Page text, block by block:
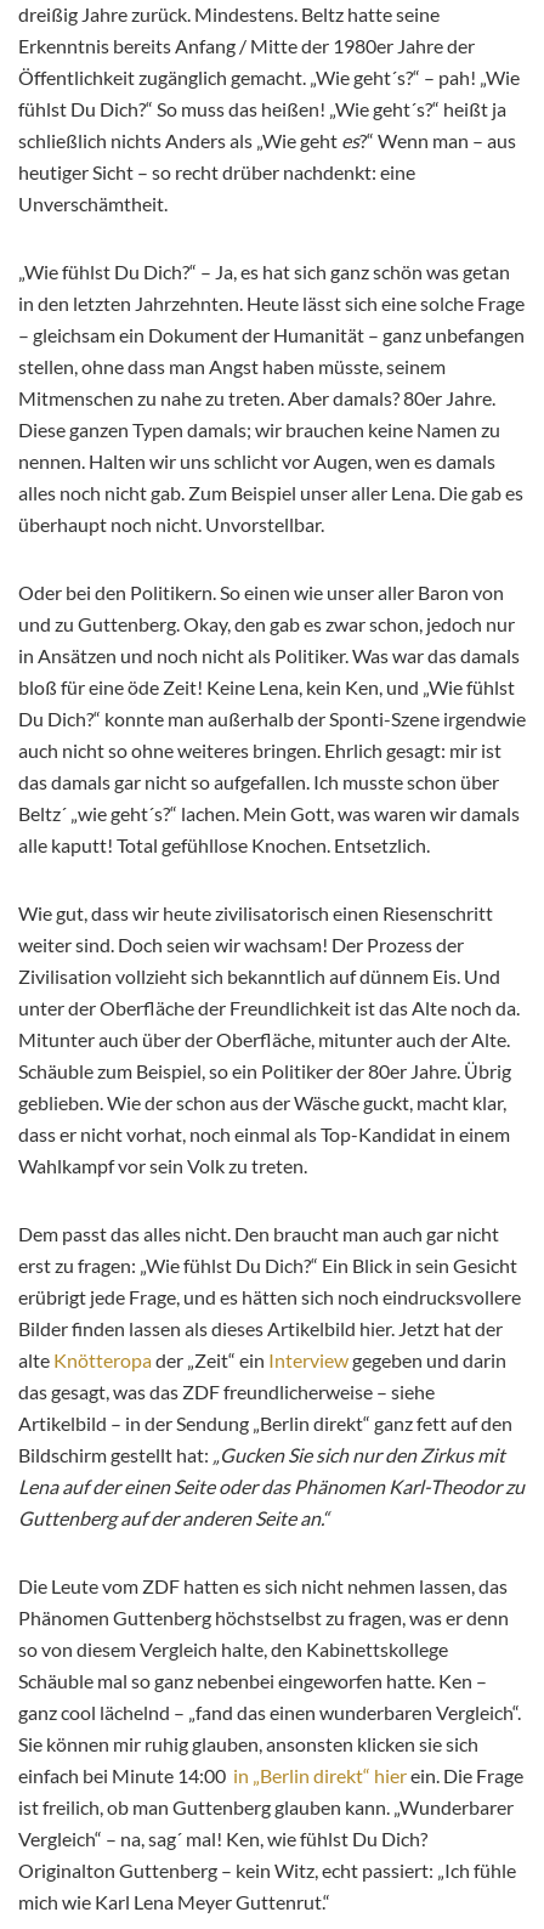
dreißig Jahre zurück. Mindestens. Beltz hatte seine
Erkenntnis bereits Anfang / Mitte der 1980er Jahre der
Öffentlichkeit zugänglich gemacht. „Wie geht´s?“ – pah! „Wie
fühlst Du Dich?“ So muss das heißen! „Wie geht´s?“ heißt ja
schließlich nichts Anders als „Wie geht es?“ Wenn man – aus
heutiger Sicht – so recht drüber nachdenkt: eine
Unverschämtheit.
„Wie fühlst Du Dich?“ – Ja, es hat sich ganz schön was getan
in den letzten Jahrzehnten. Heute lässt sich eine solche Frage
– gleichsam ein Dokument der Humanität – ganz unbefangen
stellen, ohne dass man Angst haben müsste, seinem
Mitmenschen zu nahe zu treten. Aber damals? 80er Jahre.
Diese ganzen Typen damals; wir brauchen keine Namen zu
nennen. Halten wir uns schlicht vor Augen, wen es damals
alles noch nicht gab. Zum Beispiel unser aller Lena. Die gab es
überhaupt noch nicht. Unvorstellbar.
Oder bei den Politikern. So einen wie unser aller Baron von
und zu Guttenberg. Okay, den gab es zwar schon, jedoch nur
in Ansätzen und noch nicht als Politiker. Was war das damals
bloß für eine öde Zeit! Keine Lena, kein Ken, und „Wie fühlst
Du Dich?“ konnte man außerhalb der Sponti-Szene irgendwie
auch nicht so ohne weiteres bringen. Ehrlich gesagt: mir ist
das damals gar nicht so aufgefallen. Ich musste schon über
Beltz´ „wie geht´s?“ lachen. Mein Gott, was waren wir damals
alle kaputt! Total gefühllose Knochen. Entsetzlich.
Wie gut, dass wir heute zivilisatorisch einen Riesenschritt
weiter sind. Doch seien wir wachsam! Der Prozess der
Zivilisation vollzieht sich bekanntlich auf dünnem Eis. Und
unter der Oberfläche der Freundlichkeit ist das Alte noch da.
Mitunter auch über der Oberfläche, mitunter auch der Alte.
Schäuble zum Beispiel, so ein Politiker der 80er Jahre. Übrig
geblieben. Wie der schon aus der Wäsche guckt, macht klar,
dass er nicht vorhat, noch einmal als Top-Kandidat in einem
Wahlkampf vor sein Volk zu treten.
Dem passt das alles nicht. Den braucht man auch gar nicht
erst zu fragen: „Wie fühlst Du Dich?“ Ein Blick in sein Gesicht
erübrigt jede Frage, und es hätten sich noch eindrucksvollere
Bilder finden lassen als dieses Artikelbild hier. Jetzt hat der
alte Knötteropader „Zeit“ ein Interviewgegeben und darin
das gesagt, was das ZDF freundlicherweise – siehe
Artikelbild – in der Sendung „Berlin direkt“ ganz fett auf den
Bildschirm gestellt hat:
„Gucken Sie sich nur den Zirkus mit
Lena auf der einen Seite oder das Phänomen Karl-Theodor zu
Guttenberg auf der anderen Seite an.“
Die Leute vom ZDF hatten es sich nicht nehmen lassen, das
Phänomen Guttenberg höchstselbst zu fragen, was er denn
so von diesem Vergleich halte, den Kabinettskollege
Schäuble mal so ganz nebenbei eingeworfen hatte. Ken –
ganz cool lächelnd – „fand das einen wunderbaren Vergleich“.
Sie können mir ruhig glauben, ansonsten klicken sie sich
einfach bei Minute 14:00 in „Berlin direkt“ hierein. Die Frage
ist freilich, ob man Guttenberg glauben kann. „Wunderbarer
Vergleich“ – na, sag´ mal! Ken, wie fühlst Du Dich?
Originalton Guttenberg – kein Witz, echt passiert: „Ich fühle
mich wie Karl Lena Meyer Guttenrut.“